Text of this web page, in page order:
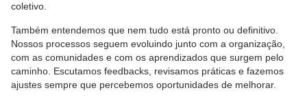
coletivo.
Também entendemos que nem tudo está pronto ou definitivo.
Nossos processos seguem evoluindo junto com a organização,
com as comunidades e com os aprendizados que surgem pelo
caminho. Escutamos feedbacks, revisamos práticas e fazemos
ajustes sempre que percebemos oportunidades de melhorar.